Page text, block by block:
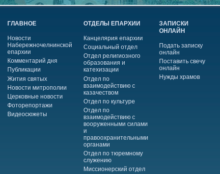
ГЛАВНОЕ
Новости
Набережночелнинской
епархии
Комментарий дня
Публикации
Жития святых
Новости митрополии
Церковные новости
Фоторепортажи
Видеосюжеты
ОТДЕЛЫ ЕПАРХИИ
Канцелярия епархии
Социальный отдел
Отдел религиозного
образования и
катехизации
Отдел по
взаимодействию с
казачеством
Отдел по культуре
Отдел по
взаимодействию с
вооруженными силами
и
правоохранительными
органами
Отдел по тюремному
служению
Миссионерский отдел
ЗАПИСКИ
ОНЛАЙН
Подать записку
онлайн
Поставить свечу
онлайн
Нужды храмов